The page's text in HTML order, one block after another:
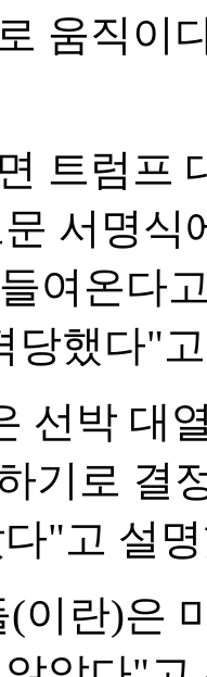
움직이
트럼프
서명식
여온다
당했다"
선박 대
기로 결
"고 설
이란)은